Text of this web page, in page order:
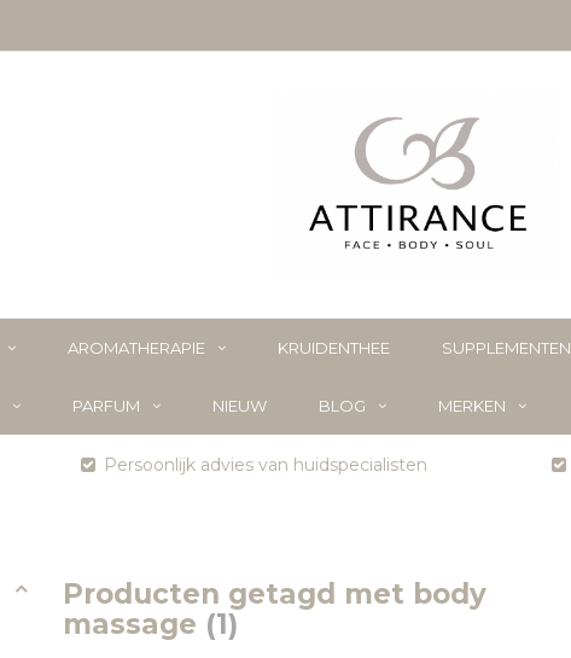
AROMATHERAPIE KRUIDENTHEE SUPPLEMENTEN
PARFUM NIEUW BLOG MERKEN
Persoonlijk advies van huidspecialisten
Producten getagd met body
massage (1)